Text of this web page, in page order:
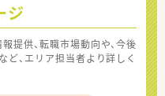
ジ
提供、転職市場動向や、今後
ど、エリア担当者より詳しく